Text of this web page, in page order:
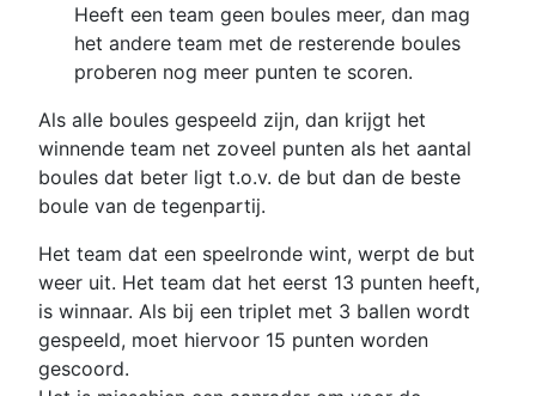
Heeft een team geen boules meer, dan mag
het andere team met de resterende boules
proberen nog meer punten te scoren.
Als alle boules gespeeld zijn, dan krijgt het
winnende team net zoveel punten als het aantal
boules dat beter ligt t.o.v. de but dan de beste
boule van de tegenpartij.
Het team dat een speelronde wint, werpt de but
weer uit. Het team dat het eerst 13 punten heeft,
is winnaar. Als bij een triplet met 3 ballen wordt
gespeeld, moet hiervoor 15 punten worden
gescoord.